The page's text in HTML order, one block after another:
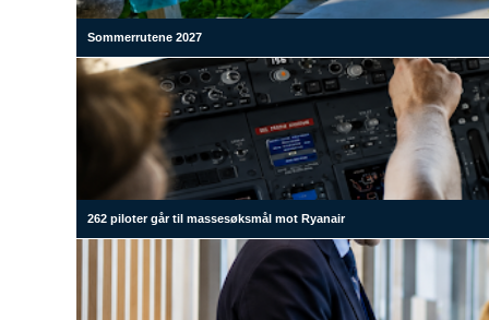
Sommerrutene 2027
262 piloter går til massesøksmål mot Ryanair